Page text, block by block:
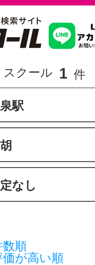
習いたいこ
スクールを
駅・路線か
通信講座を
体験レッス
スクール 1 件
駅
なし
数順
が高い順